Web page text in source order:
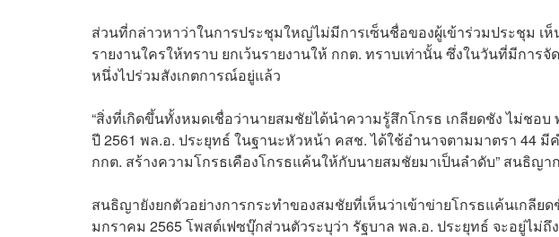
ส่วนที่กล่าวหาว่าในการประชุมใหญ่ไม่มีการเซ็นชื่อของผู้เข้าร่วมประชุม เห็
รายงานใครให้ทราบ ยกเว้นรายงานให้ กกต. ทราบเท่านั้น ซึ่งในวันที่มีการ
หนึ่งไปร่วมสังเกตการณ์อยู่แล้ว
“สิ่งที่เกิดขึ้นทั้งหมดเชื่อว่านายสมชัยได้นำความรู้สึกโกรธ เกลียดชัง ไม่ชอบ
ปี 2561 พล.อ. ประยุทธ์ ในฐานะหัวหน้า คสช. ได้ใช้อำนาจตามมาตรา 44
กกต. สร้างความโกรธเคืองโกรธแค้นให้กับนายสมชัยมาเป็นลำดับ” สนธิญา
สนธิญายังยกตัวอย่างการกระทำของสมชัยที่เห็นว่าเข้าข่ายโกรธแค้นเกลีย
มกราคม 2565 โพสต์เฟซบุ๊กส่วนตัวระบุว่า รัฐบาล พล.อ. ประยุทธ์ จะอยู่ไม่